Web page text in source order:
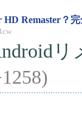
HD Remaster？
リ